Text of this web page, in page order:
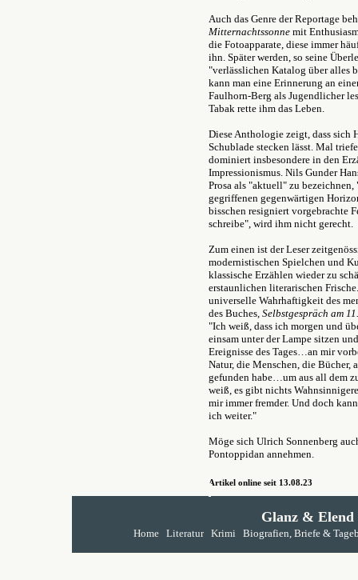
Auch das Genre der Reportage
Mitternachtssonne mit
die Fotoapparate, diese immer
ihn. Später werden, so seine
"verlässlichen Katalog über alles
kann man eine Erinnerung an
Faulhorn-Berg als Jugendlicher
Tabak rette ihm das Leben.
Diese Anthologie zeigt, dass sich
Schublade stecken lässt. Mal
dominiert insbesondere in den
Impressionismus. Nils Gunder
Prosa als "aktuell" zu
gegriffenen gegenwärtigen
bisschen resigniert vorgebrachte
schreibe", wird ihm nicht gerecht.
Zum einen ist der Leser
modernistischen Spielchen und
klassische Erzählen wieder zu
erstaunlichen literarischen
universelle Wahrhaftigkeit des
des Buches, Selbstgespräch am
"Ich weiß, dass ich morgen und
einsam unter der Lampe sitzen
Ereignisse des Tages…an mir
Natur, die Menschen, die Bücher,
gefunden habe…um aus all dem
weiß, es gibt nichts
mir immer fremder. Und doch
ich weiter."
Möge sich Ulrich Sonnenberg
Pontoppidan annehmen.
Artikel online seit 13.08.23
Glanz & Elend
Home Literatur Krimi Biografien, Briefe &